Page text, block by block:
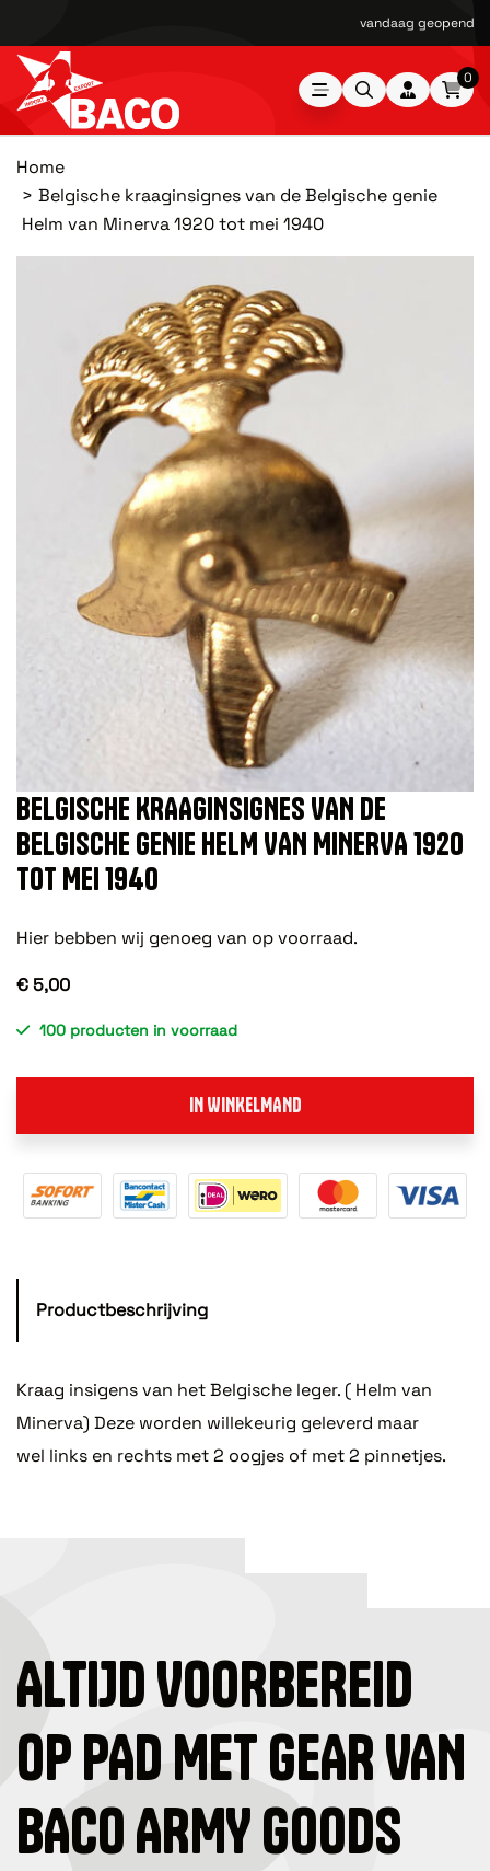
vandaag geopend
0
Home
Belgische kraaginsignes van de Belgische genie
Helm van Minerva 1920 tot mei 1940
BELGISCHE KRAAGINSIGNES VAN DE
BELGISCHE GENIE HELM VAN MINERVA 1920
TOT MEI 1940
Hier bebben wij genoeg van op voorraad.
€ 5,00
100 producten in voorraad
IN WINKELMAND
Productbeschrijving
Kraag insigens van het Belgische leger. ( Helm van
Minerva) Deze worden willekeurig geleverd maar
wel links en rechts met 2 oogjes of met 2 pinnetjes.
ALTIJD VOORBEREID
OP PAD MET GEAR VAN
BACO ARMY GOODS